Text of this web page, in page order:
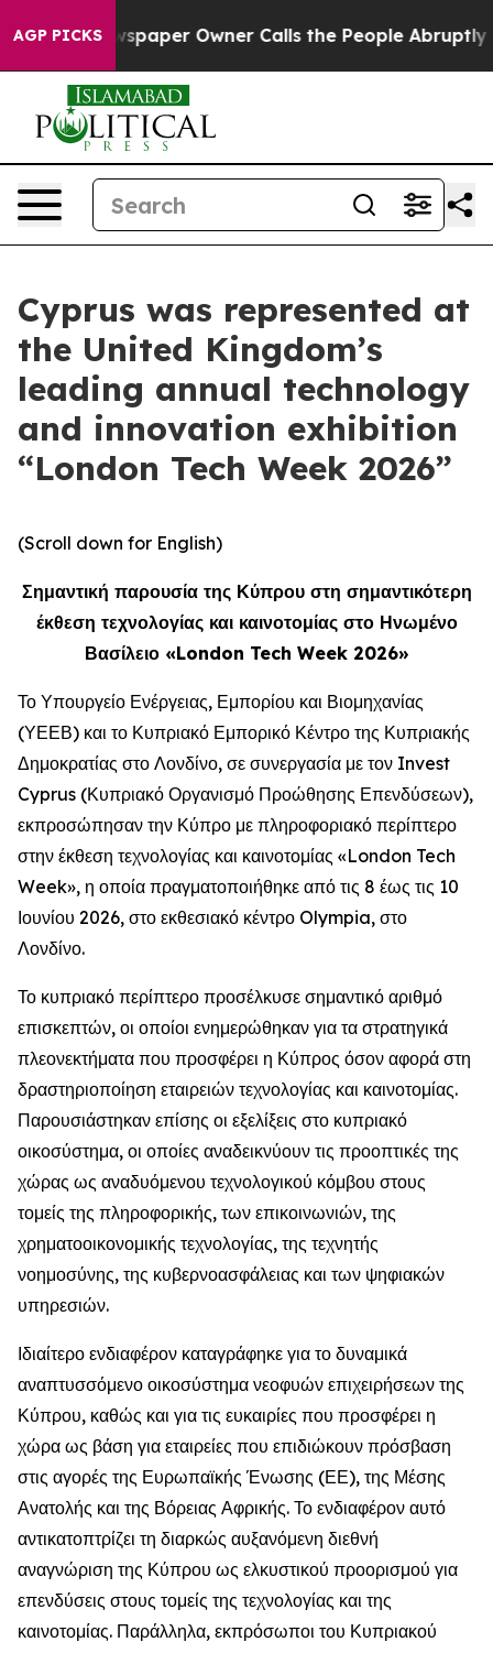
AGP PICKS
Newspaper Owner Calls the People Abruptly Laid
Cyprus was represented at
the United Kingdom’s
leading annual technology
and innovation exhibition
“London Tech Week 2026”
(Scroll down for English)
Σημαντική παρουσία της Κύπρου στη σημαντικότερη
έκθεση τεχνολογίας και καινοτομίας στο Ηνωμένο
Βασίλειο «London Tech Week 2026»
Το Υπουργείο Ενέργειας, Εμπορίου και Βιομηχανίας
(ΥΕΕΒ) και το Κυπριακό Εμπορικό Κέντρο της Κυπριακής
Δημοκρατίας στο Λονδίνο, σε συνεργασία με τον Invest
Cyprus (Κυπριακό Οργανισμό Προώθησης Επενδύσεων),
εκπροσώπησαν την Κύπρο με πληροφοριακό περίπτερο
στην έκθεση τεχνολογίας και καινοτομίας «London Tech
Week», η οποία πραγματοποιήθηκε από τις 8 έως τις 10
Ιουνίου 2026, στο εκθεσιακό κέντρο Olympia, στο
Λονδίνο.
Το κυπριακό περίπτερο προσέλκυσε σημαντικό αριθμό
επισκεπτών, οι οποίοι ενημερώθηκαν για τα στρατηγικά
πλεονεκτήματα που προσφέρει η Κύπρος όσον αφορά στη
δραστηριοποίηση εταιρειών τεχνολογίας και καινοτομίας.
Παρουσιάστηκαν επίσης οι εξελίξεις στο κυπριακό
οικοσύστημα, οι οποίες αναδεικνύουν τις προοπτικές της
χώρας ως αναδυόμενου τεχνολογικού κόμβου στους
τομείς της πληροφορικής, των επικοινωνιών, της
χρηματοοικονομικής τεχνολογίας, της τεχνητής
νοημοσύνης, της κυβερνοασφάλειας και των ψηφιακών
υπηρεσιών.
Ιδιαίτερο ενδιαφέρον καταγράφηκε για το δυναμικά
αναπτυσσόμενο οικοσύστημα νεοφυών επιχειρήσεων της
Κύπρου, καθώς και για τις ευκαιρίες που προσφέρει η
χώρα ως βάση για εταιρείες που επιδιώκουν πρόσβαση
στις αγορές της Ευρωπαϊκής Ένωσης (ΕΕ), της Μέσης
Ανατολής και της Βόρειας Αφρικής. Το ενδιαφέρον αυτό
αντικατοπτρίζει τη διαρκώς αυξανόμενη διεθνή
αναγνώριση της Κύπρου ως ελκυστικού προορισμού για
επενδύσεις στους τομείς της τεχνολογίας και της
καινοτομίας. Παράλληλα, εκπρόσωποι του Κυπριακού